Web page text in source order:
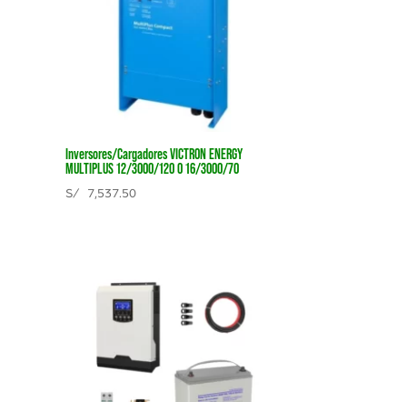
Inversores/Cargadores VICTRON ENERGY
MULTIPLUS 12/3000/120 O 16/3000/70
S/ 7,537.50